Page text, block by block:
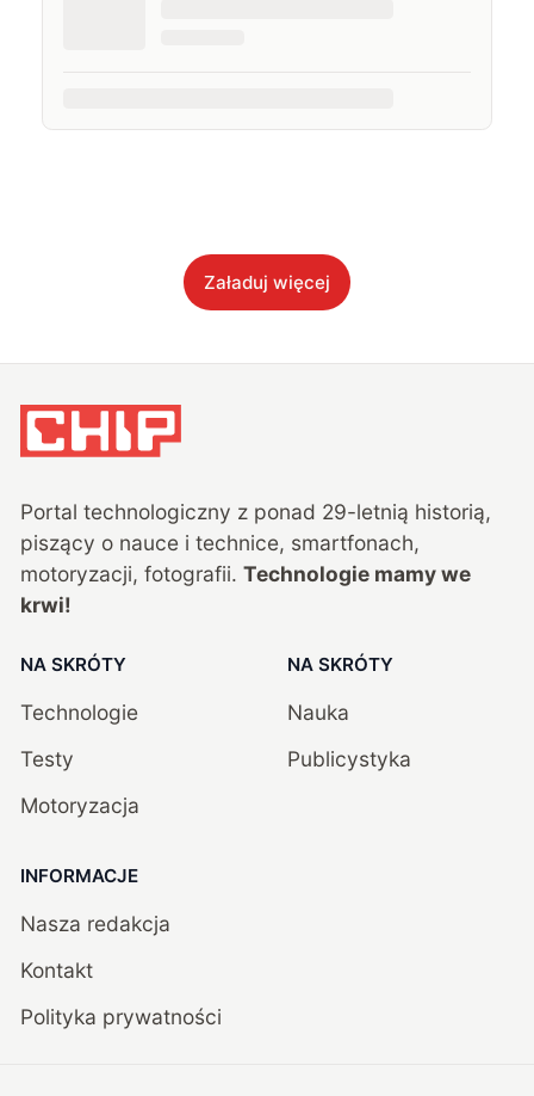
Załaduj więcej
Portal technologiczny z ponad 29-letnią historią,
piszący o nauce i technice, smartfonach,
motoryzacji, fotografii. Technologie mamy we
krwi!
NA SKRÓTY
Technologie
Testy
Motoryzacja
NA SKRÓTY
Nauka
Publicystyka
INFORMACJE
Nasza redakcja
Kontakt
Polityka prywatności